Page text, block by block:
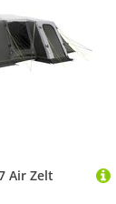
Air Zelt